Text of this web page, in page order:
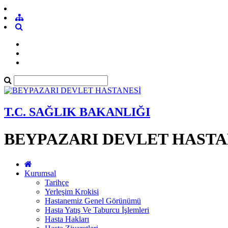
T.C. SAĞLIK BAKANLIĞI
BEYPAZARI DEVLET
Kurumsal
Tarihçe
Yerleşim Krokisi
Hastanemiz Genel Görünümü
Hasta Yatış Ve Taburcu İşlemleri
Hasta Hakları